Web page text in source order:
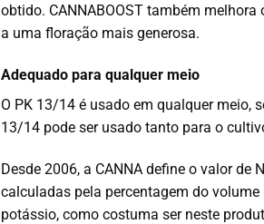
obtido. CANNABOOST também
a uma floração mais generosa.
Adequado para qualquer meio
O PK 13/14 é usado em qualquer meio,
13/14 pode ser usado tanto para o
Desde 2006, a CANNA define o valor
calculadas pela percentagem do
potássio, como costuma ser neste